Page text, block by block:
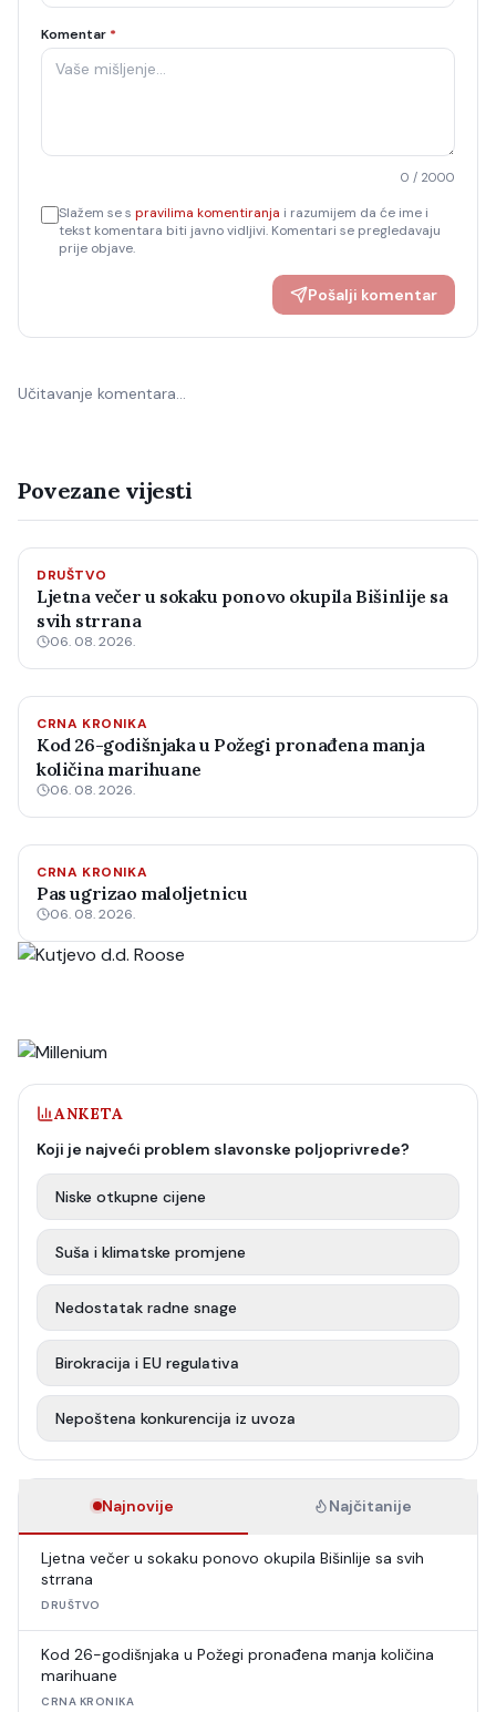
Komentar *
0 / 2000
Slažem se s pravilima komentiranja i razumijem da će ime i
tekst komentara biti javno vidljivi. Komentari se pregledavaju
prije objave.
Pošalji komentar
Učitavanje komentara…
Povezane vijesti
DRUŠTVO
Ljetna večer u sokaku ponovo okupila Bišinlije sa
svih strrana
06. 08. 2026.
CRNA KRONIKA
Kod 26-godišnjaka u Požegi pronađena manja
količina marihuane
06. 08. 2026.
CRNA KRONIKA
Pas ugrizao maloljetnicu
06. 08. 2026.
ANKETA
Koji je najveći problem slavonske poljoprivrede?
Niske otkupne cijene
Suša i klimatske promjene
Nedostatak radne snage
Birokracija i EU regulativa
Nepoštena konkurencija iz uvoza
Najnovije Najčitanije
Ljetna večer u sokaku ponovo okupila Bišinlije sa svih
strrana
DRUŠTVO
Kod 26-godišnjaka u Požegi pronađena manja količina
marihuane
CRNA KRONIKA